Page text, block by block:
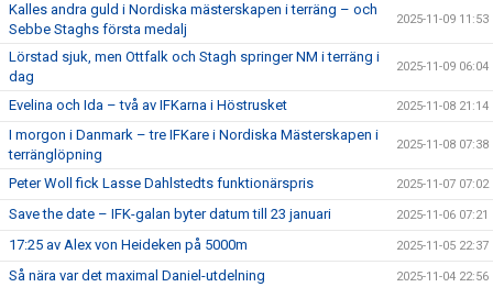
Kalles andra guld i Nordiska mästerskapen i terräng – och
Sebbe Staghs första medalj
2025-11-09 11:53
Lörstad sjuk, men Ottfalk och Stagh springer NM i terräng i
dag
2025-11-09 06:04
Evelina och Ida – två av IFKarna i Höstrusket 2025-11-08 21:14
I morgon i Danmark – tre IFKare i Nordiska Mästerskapen i
terränglöpning
2025-11-08 07:38
Peter Woll fick Lasse Dahlstedts funktionärspris 2025-11-07 07:02
Save the date – IFK-galan byter datum till 23 januari 2025-11-06 07:21
17:25 av Alex von Heideken på 5000m 2025-11-05 22:37
Så nära var det maximal Daniel-utdelning 2025-11-04 22:56